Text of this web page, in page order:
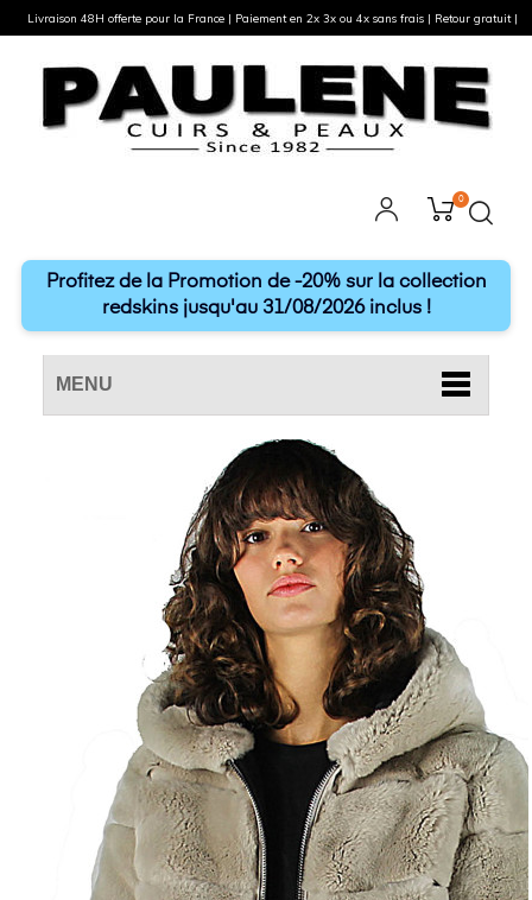
0
Profitez de la Promotion de -20% sur la collection
redskins jusqu'au 31/08/2026 inclus !
MENU
Livraison 48H offerte pour la France | Paiement en 2x 3x ou 4x sans frais | Retour gratuit |